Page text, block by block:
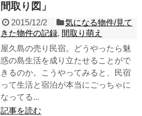
間取り図」
2015/12/2
気になる物件/見て
きた物件の記録, 間取り萌え
屋久島の売り民宿。どうやったら魅
惑の島生活を成り立たせることがで
きるのか。こうやってみると、民宿
って生活と宿泊が本当にごっちゃに
なってる...
記事を読む